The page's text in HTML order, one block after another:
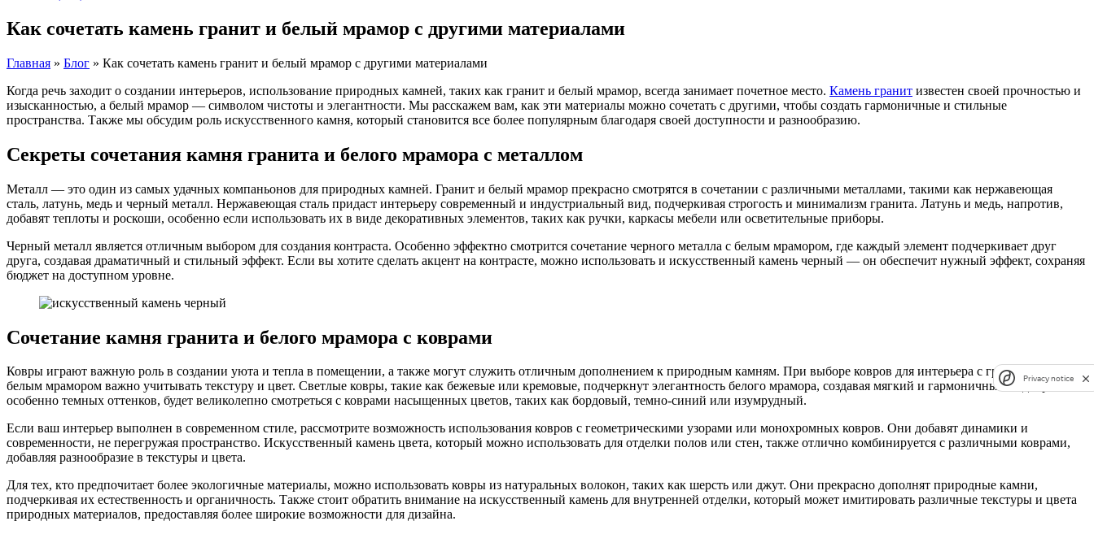
Как сочетать камень гранит и белый мрамор с другими материалами
Главная » Блог » Как сочетать камень гранит и белый мрамор с другими материалами
Когда речь заходит о создании интерьеров, использование природных камней, таких как гранит и белый мрамор, всегда занимает почетное место. Камень гранит известен своей прочностью и
изысканностью, а белый мрамор — символом чистоты и элегантности. Мы расскажем вам, как эти материалы можно сочетать с другими, чтобы создать гармоничные и стильные
пространства. Также мы обсудим роль искусственного камня, который становится все более популярным благодаря своей доступности и разнообразию.
Секреты сочетания камня гранита и белого мрамора с металлом
Металл — это один из самых удачных компаньонов для природных камней. Гранит и белый мрамор прекрасно смотрятся в сочетании с различными металлами, такими как нержавеющая
сталь, латунь, медь и черный металл. Нержавеющая сталь придаст интерьеру современный и индустриальный вид, подчеркивая строгость и минимализм гранита. Латунь и медь, напротив,
добавят теплоты и роскоши, особенно если использовать их в виде декоративных элементов, таких как ручки, каркасы мебели или осветительные приборы.
Черный металл является отличным выбором для создания контраста. Особенно эффектно смотрится сочетание черного металла с белым мрамором, где каждый элемент подчеркивает друг
друга, создавая драматичный и стильный эффект. Если вы хотите сделать акцент на контрасте, можно использовать и искусственный камень черный — он обеспечит нужный эффект, сохраняя
бюджет на доступном уровне.
Сочетание камня гранита и белого мрамора с коврами
Ковры играют важную роль в создании уюта и тепла в помещении, а также могут служить отличным дополнением к природным камням. При выборе ковров для интерьера с гранитом и
белым мрамором важно учитывать текстуру и цвет. Светлые ковры, такие как бежевые или кремовые, подчеркнут элегантность белого мрамора, создавая мягкий и гармоничный вид. Гранит,
особенно темных оттенков, будет великолепно смотреться с коврами насыщенных цветов, таких как бордовый, темно-синий или изумрудный.
Если ваш интерьер выполнен в современном стиле, рассмотрите возможность использования ковров с геометрическими узорами или монохромных ковров. Они добавят динамики и
современности, не перегружая пространство. Искусственный камень цвета, который можно использовать для отделки полов или стен, также отлично комбинируется с различными коврами,
добавляя разнообразие в текстуры и цвета.
Для тех, кто предпочитает более экологичные материалы, можно использовать ковры из натуральных волокон, таких как шерсть или джут. Они прекрасно дополнят природные камни,
подчеркивая их естественность и органичность. Также стоит обратить внимание на искусственный камень для внутренней отделки, который может имитировать различные текстуры и цвета
природных материалов, предоставляя более широкие возможности для дизайна.
Privacy notice